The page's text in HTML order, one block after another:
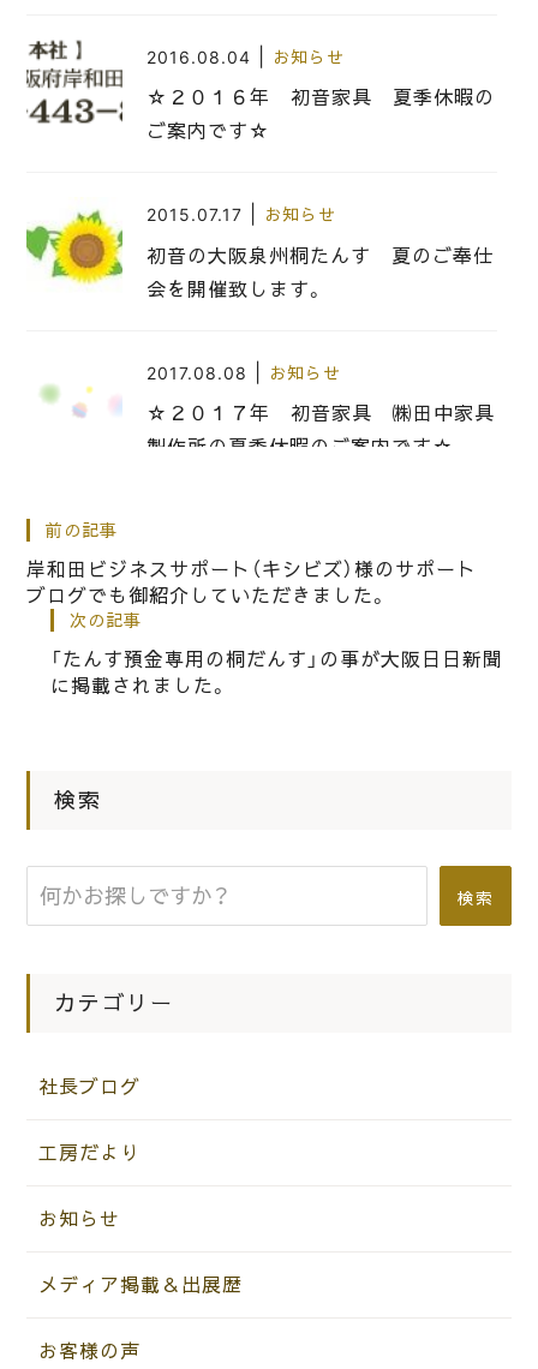
2016.08.04 お知らせ
☆２０１６年 初音家具 夏季休暇の
ご案内です☆
2015.07.17 お知らせ
初音の大阪泉州桐たんす 夏のご奉仕
会を開催致します。
2017.08.08 お知らせ
☆２０１７年 初音家具 ㈱田中家具
製作所の夏季休暇のご案内です☆
初音の家具 ㈱田中家具製作所 新春
フェアー開催中
2020.07.20
前の記事
岸和田ビジネスサポート（キシビズ）様のサポート
ブログでも御紹介していただきました。
次の記事
「たんす預金専用の桐だんす」の事が大阪日日新聞
に掲載されました。
検索
検索
カテゴリー
社長ブログ
工房だより
お知らせ
メディア掲載＆出展歴
お客様の声